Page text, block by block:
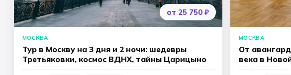
от 25 750 ₽
МОСКВА
Тур в Москву на 3 дня и 2 ночи: шедевры
Третьяковки, космос ВДНХ, тайны Царицыно
МОСКВА
От
века в